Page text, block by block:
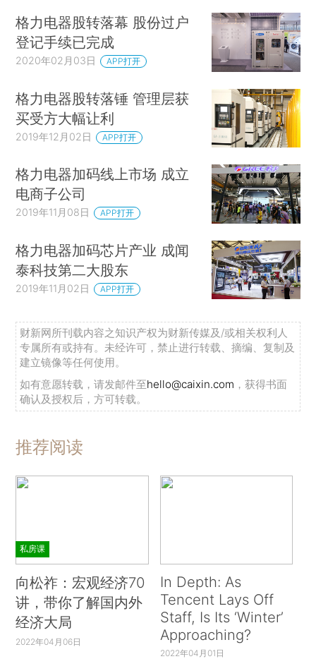
格力电器股转落幕 股份过户
登记手续已完成
2020年02月03日 APP打开
格力电器股转落锤 管理层获
买受方大幅让利
2019年12月02日 APP打开
格力电器加码线上市场 成立
电商子公司
2019年11月08日 APP打开
格力电器加码芯片产业 成闻
泰科技第二大股东
2019年11月02日 APP打开
财新网所刊载内容之知识产权为财新传媒及/或相关权利人
专属所有或持有。未经许可，禁止进行转载、摘编、复制及
建立镜像等任何使用。
如有意愿转载，请发邮件至hello@caixin.com ，获得书面
确认及授权后，方可转载。
推荐阅读
私房课
向松祚：宏观经济70
讲，带你了解国内外
经济大局
2022年04月06日
In Depth: As
Tencent Lays Off
Staff, Is Its ‘Winter’
Approaching?
2022年04月01日